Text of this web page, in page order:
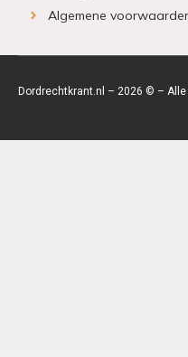
Algemene
Dordrechtkrant.nl – 2026 © –